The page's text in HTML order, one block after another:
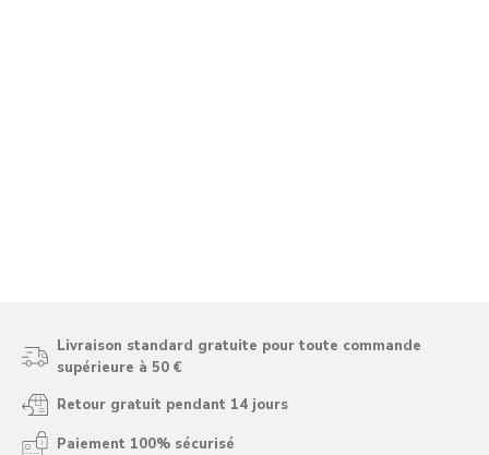
Livraison standard gratuite pour toute commande
supérieure à 50 €
Retour gratuit pendant 14 jours
Paiement 100% sécurisé